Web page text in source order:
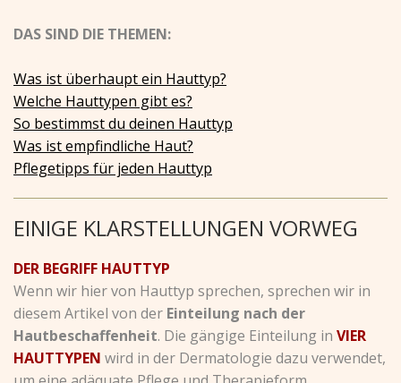
DAS SIND DIE THEMEN:
Was ist überhaupt ein Hauttyp?
Welche Hauttypen gibt es?
So bestimmst du deinen Hauttyp
Was ist empfindliche Haut?
Pflegetipps für jeden Hauttyp
EINIGE KLARSTELLUNGEN VORWEG
DER BEGRIFF HAUTTYP
Wenn wir hier von Hauttyp sprechen, sprechen wir in
diesem Artikel von der Einteilung nach der
Hautbeschaffenheit. Die gängige Einteilung in VIER
HAUTTYPEN wird in der Dermatologie dazu verwendet,